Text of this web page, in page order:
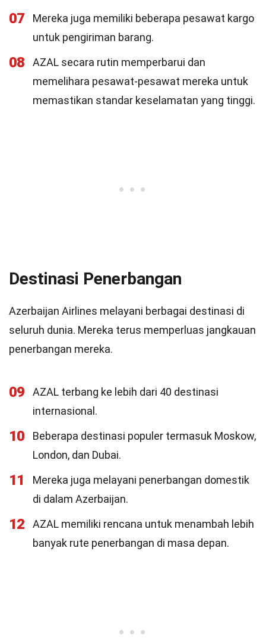
07
Mereka juga memiliki beberapa pesawat kargo
untuk pengiriman barang.
08
AZAL secara rutin memperbarui dan
memelihara pesawat-pesawat mereka untuk
memastikan standar keselamatan yang tinggi.
Destinasi Penerbangan
Azerbaijan Airlines melayani berbagai destinasi di
seluruh dunia. Mereka terus memperluas jangkauan
penerbangan mereka.
09
AZAL terbang ke lebih dari 40 destinasi
internasional.
10
Beberapa destinasi populer termasuk Moskow,
London, dan Dubai.
11
Mereka juga melayani penerbangan domestik
di dalam Azerbaijan.
12
AZAL memiliki rencana untuk menambah lebih
banyak rute penerbangan di masa depan.